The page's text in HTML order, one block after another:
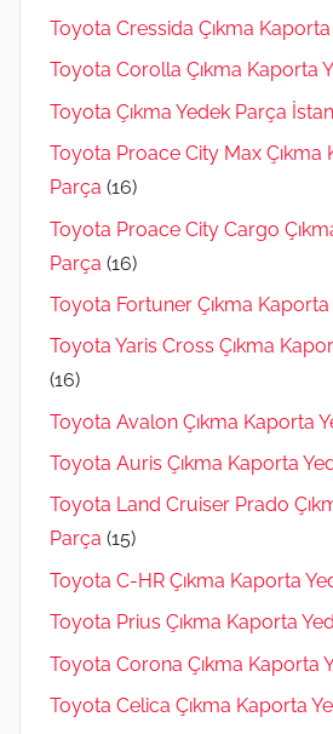
Toyota Cressida Çıkma
Toyota Corolla Çıkma Kaporta
Toyota Çıkma Yedek Parça
Toyota Proace City Max Çıkma
Parça (16)
Toyota Proace City Cargo
Parça (16)
Toyota Fortuner Çıkma
Toyota Yaris Cross Çıkma
(16)
Toyota Avalon Çıkma Kaporta
Toyota Auris Çıkma Kaporta
Toyota Land Cruiser Prado
Parça (15)
Toyota C-HR Çıkma Kaporta
Toyota Prius Çıkma Kaporta
Toyota Corona Çıkma Kaporta
Toyota Celica Çıkma Kaporta